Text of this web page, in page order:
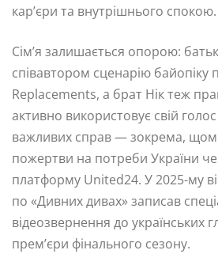
кар’єри та внутрішнього спокою.
Сім’я залишається опорою:
співавтором сценарію байопіку
Replacements, а брат Нік теж
активно використовує свій
важливих справ — зокрема,
пожертви на потреби України
платформу United24. У 2025-му
по «Дивних дивах» записав
відеозвернення до українських
прем’єри фінального сезону.